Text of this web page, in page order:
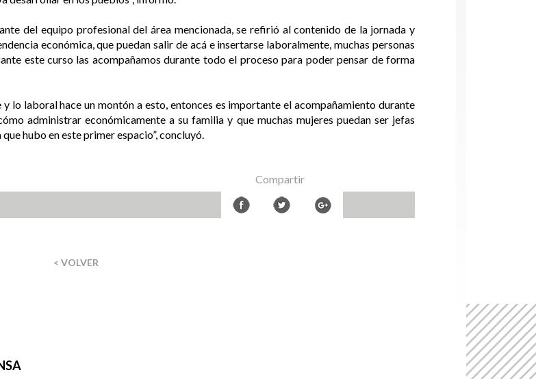
del equipo profesional del área mencionada, se refirió al contenido de la jornada y
económica, que puedan salir de acá e insertarse laboralmente, muchas personas
este curso las acompañamos durante todo el proceso para poder pensar de forma
lo laboral hace un montón a esto, entonces es importante el acompañamiento durante
administrar económicamente a su familia y que muchas mujeres puedan ser jefas
hubo en este primer espacio”, concluyó.
Compartir
< VOLVER